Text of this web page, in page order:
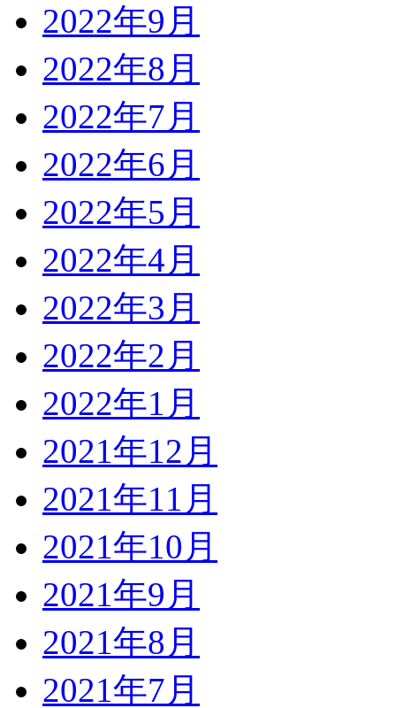
2022年9月
2022年8月
2022年7月
2022年6月
2022年5月
2022年4月
2022年3月
2022年2月
2022年1月
2021年12月
2021年11月
2021年10月
2021年9月
2021年8月
2021年7月